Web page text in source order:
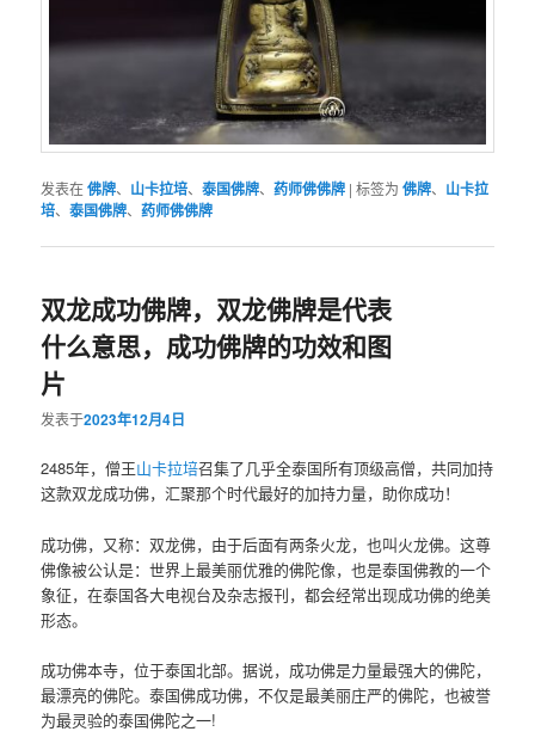
发表在佛牌、 山卡拉培、泰国佛牌、药师佛佛牌 |标签为 佛牌、 山卡拉
培、泰国佛牌、药师佛佛牌
双龙成功佛牌，双龙佛牌是代表
什么意思，成功佛牌的功效和图
片
发表于2023年12月4日
2485年，僧王山卡拉培召集了几乎全泰国所有顶级高僧，共同加持
这款双龙成功佛，汇聚那个时代最好的加持力量，助你成功！
成功佛，又称：双龙佛，由于后面有两条火龙，也叫火龙佛。这尊
佛像被公认是：世界上最美丽优雅的佛陀像，也是泰国佛教的一个
象征，在泰国各大电视台及杂志报刊，都会经常出现成功佛的绝美
形态。
成功佛本寺，位于泰国北部。据说，成功佛是力量最强大的佛陀，
最漂亮的佛陀。泰国佛成功佛，不仅是最美丽庄严的佛陀，也被誉
为最灵验的泰国佛陀之一!